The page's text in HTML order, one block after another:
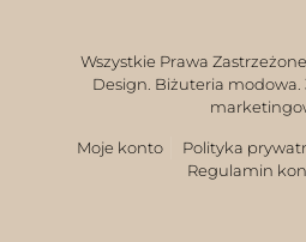
Wszystkie Prawa
Design. Biżuteria modowa.
Moje konto Polityka
Regulamin